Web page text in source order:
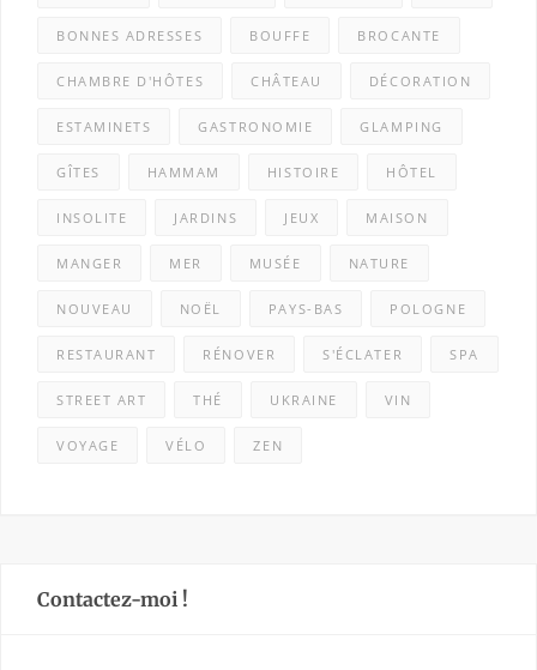
BONNES ADRESSES BOUFFE BROCANTE
CHAMBRE D'HÔTES CHÂTEAU DÉCORATION
ESTAMINETS GASTRONOMIE GLAMPING
GÎTES HAMMAM HISTOIRE HÔTEL
INSOLITE JARDINS JEUX MAISON
MANGER MER MUSÉE NATURE
NOUVEAU NOËL PAYS-BAS POLOGNE
RESTAURANT RÉNOVER S'ÉCLATER SPA
STREET ART THÉ UKRAINE VIN
VOYAGE VÉLO ZEN
Contactez-moi !